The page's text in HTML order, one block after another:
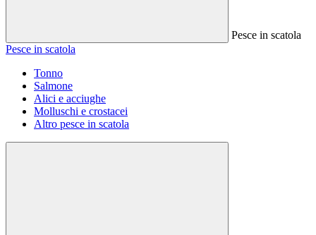
Pesce in scatola
Pesce in scatola
Tonno
Salmone
Alici e acciughe
Molluschi e crostacei
Altro pesce in scatola